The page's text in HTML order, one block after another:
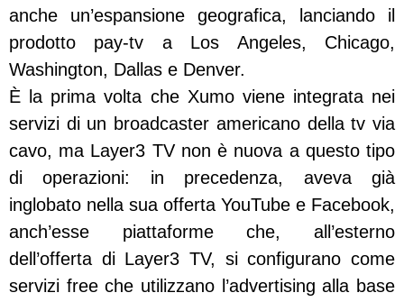
anche un’espansione geografica, lanciando il
prodotto pay-tv a Los Angeles, Chicago,
Washington, Dallas e Denver.
È la prima volta che Xumo viene integrata nei
servizi di un broadcaster americano della tv via
cavo, ma Layer3 TV non è nuova a questo tipo
di operazioni: in precedenza, aveva già
inglobato nella sua offerta YouTube e Facebook,
anch’esse piattaforme che, all’esterno
dell’offerta di Layer3 TV, si configurano come
servizi free che utilizzano l’advertising alla base